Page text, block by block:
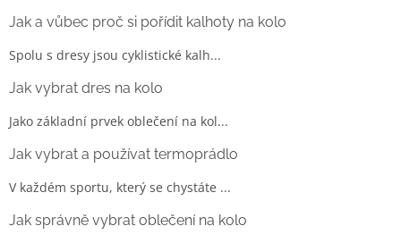
Jak a vůbec proč si pořídit kalhoty na kolo
Spolu s dresy jsou cyklistické kalh...
Jak vybrat dres na kolo
Jako základní prvek oblečení na kol...
Jak vybrat a používat termoprádlo
V každém sportu, který se chystáte ...
Jak správně vybrat oblečení na kolo